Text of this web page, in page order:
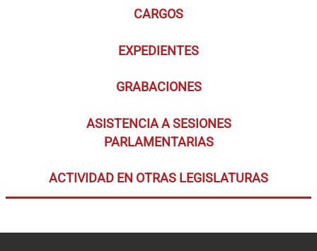
CARGOS
EXPEDIENTES
GRABACIONES
ASISTENCIA A SESIONES
PARLAMENTARIAS
ACTIVIDAD EN OTRAS LEGISLATURAS